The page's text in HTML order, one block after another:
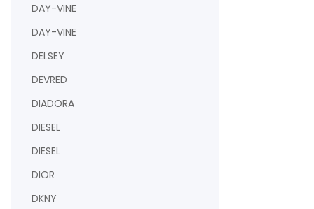
DAY-VINE
DAY-VINE
DELSEY
DEVRED
DIADORA
DIESEL
DIESEL
DIOR
DKNY